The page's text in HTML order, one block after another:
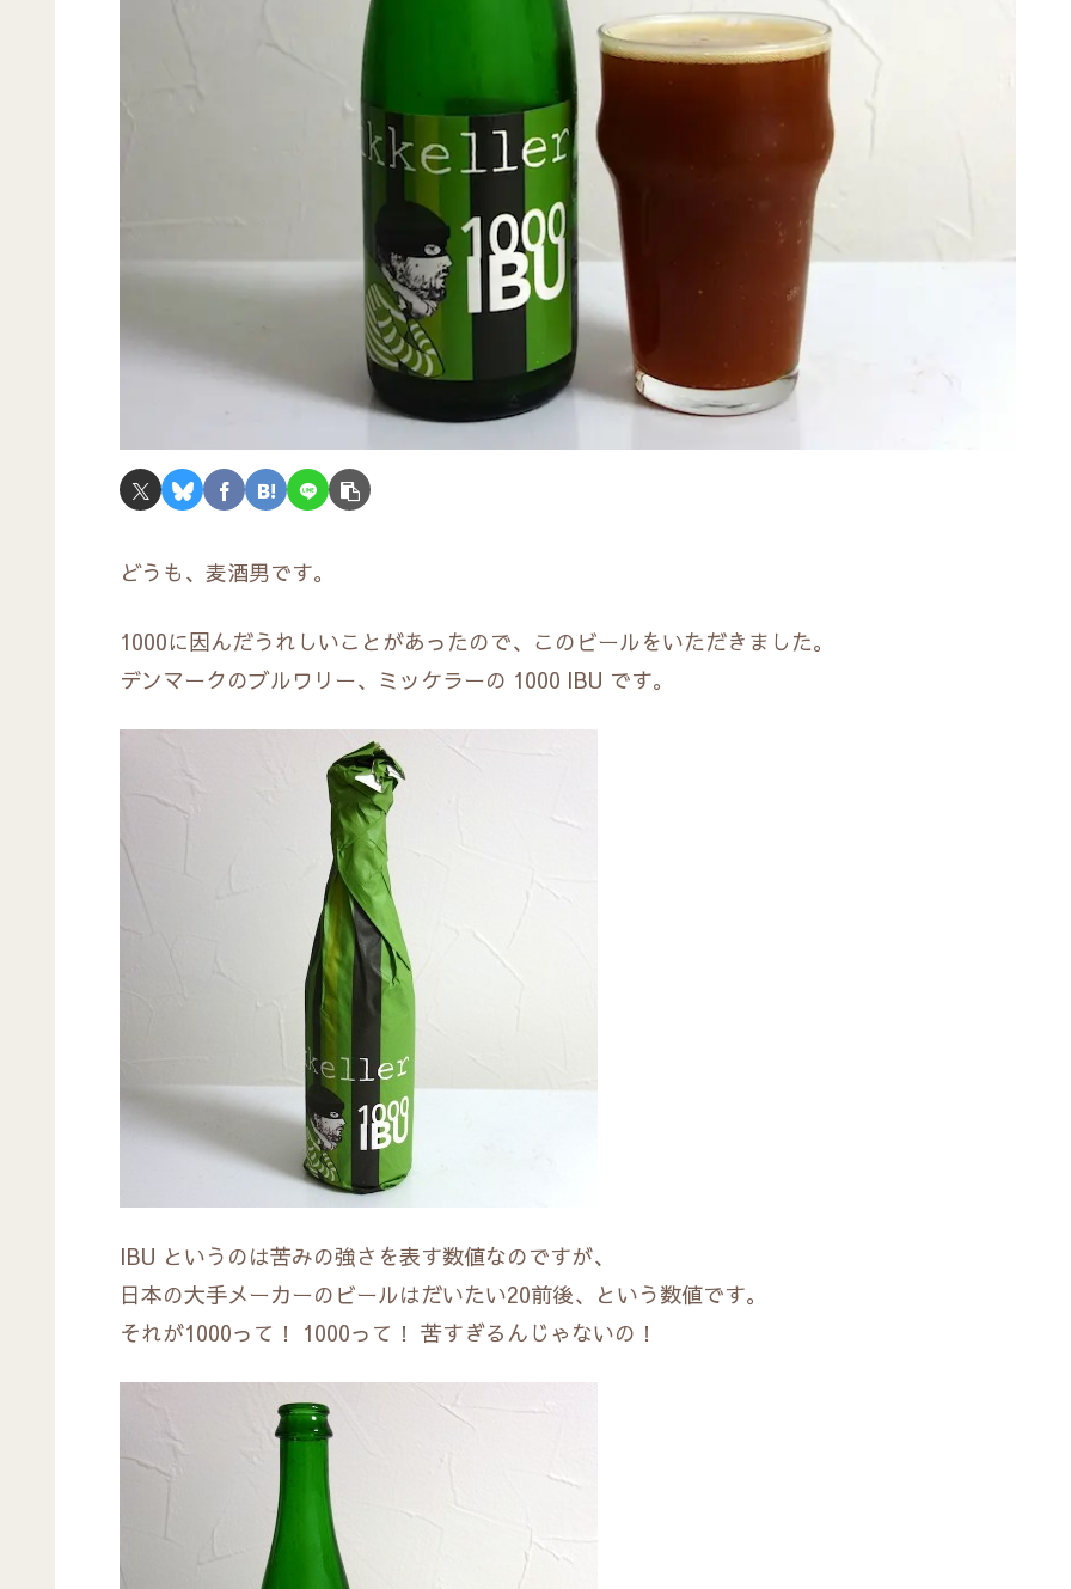
どうも、麦酒男です。
1000に因んだうれしいことがあったので、このビールをいただきました。
デンマークのブルワリー、ミッケラーの 1000 IBU です。
IBU というのは苦みの強さを表す数値なのですが、
日本の大手メーカーのビールはだいたい20前後、という数値です。
それが1000って！ 1000って！ 苦すぎるんじゃないの！